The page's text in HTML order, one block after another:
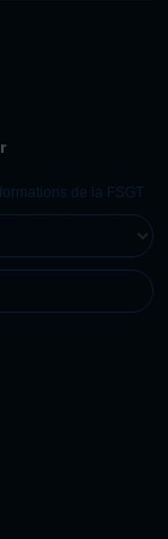
de la FSGT